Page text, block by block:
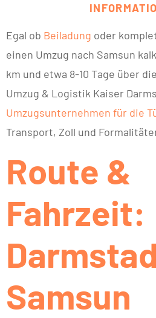
Egal ob Beiladung oder
einen Umzug nach Samsun
km und etwa 8-10 Tage über
Umzug & Logistik Kaiser
Umzugsunternehmen für die
Transport, Zoll und
Route &
Fahrzeit:
Samsun